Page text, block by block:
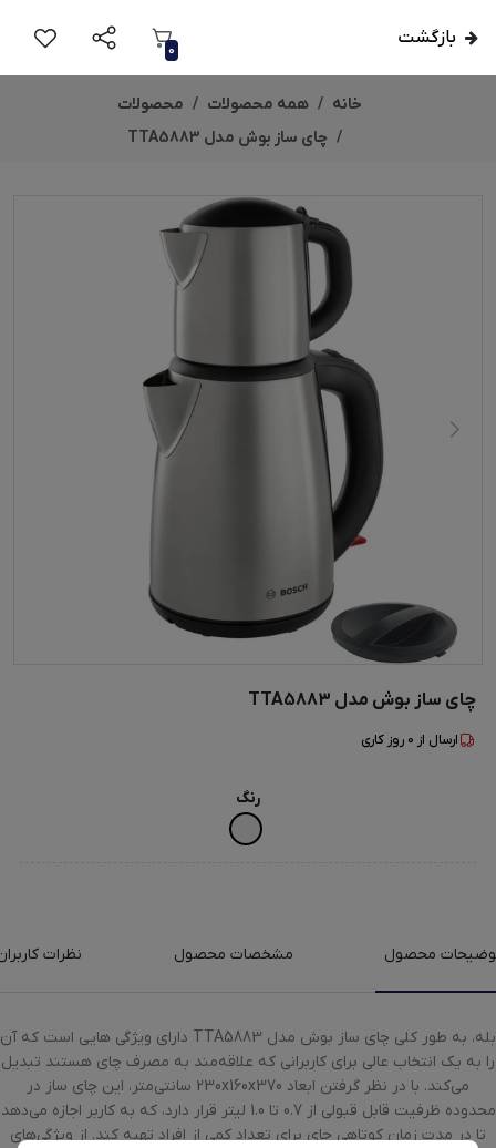
بازگشت
0
خانه همه محصولات
محصولات
چای ساز بوش مدل TTA5883
چای ساز بوش مدل TTA5883
ارسال از 0 روز کاری
رنگ
محصول مشخصات محصول نظرات
بله، به طور کلی چای ساز بوش مدل TTA5883 دارای ویژگی هایی است که آن
را به یک انتخاب عالی برای کاربرانی که علاقه‌مند به مصرف چای هستند تبدیل
می‌کند. با در نظر گرفتن ابعاد 230x160x370 سانتی‌متر، این چای ساز در
محدوده ظرفیت قابل قبولی از 0.7 تا 1.0 لیتر قرار دارد، که به کاربر اجازه می‌دهد
تا در مدت زمان کوتاهی چای برای تعداد کمی از افراد تهیه کند. از ویژگی‌های